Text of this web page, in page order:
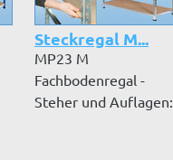
Steckregal M...
MP23 M
Fachbodenregal -
Steher und Auflagen: